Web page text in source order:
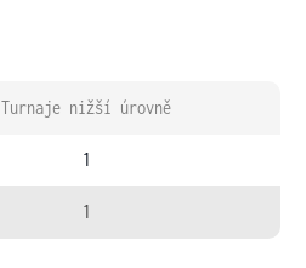
Turnaje nižší úrovně
1
1